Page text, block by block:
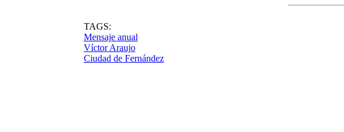
TAGS:
Mensaje anual
Víctor Araujo
Ciudad de Fernández